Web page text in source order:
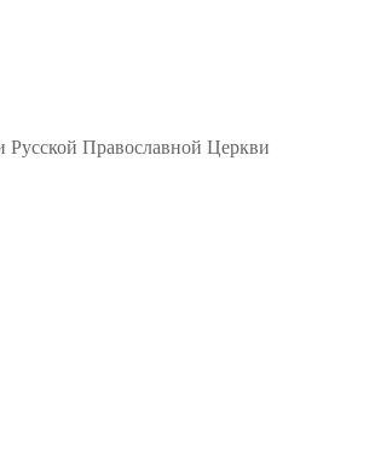
Русской Православной Церкви